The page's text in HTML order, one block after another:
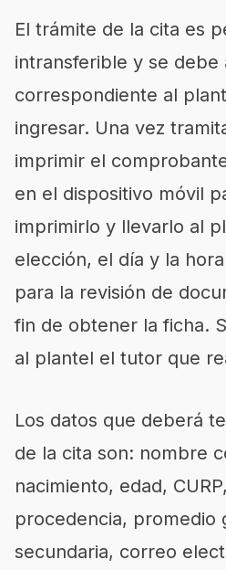
El trámite de la cita es
intransferible y se debe
correspondiente al
ingresar. Una vez
imprimir el
en el dispositivo móvil
imprimirlo y llevarlo al
elección, el día y la
para la revisión de
fin de obtener la ficha.
al plantel el tutor que
Los datos que deberá
de la cita son: nombre
nacimiento, edad,
procedencia, promedio
secundaria, correo